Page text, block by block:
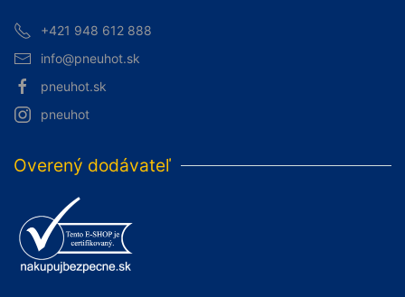
+421 948 612 888
info@pneuhot.sk
pneuhot.sk
pneuhot
Overený dodávateľ